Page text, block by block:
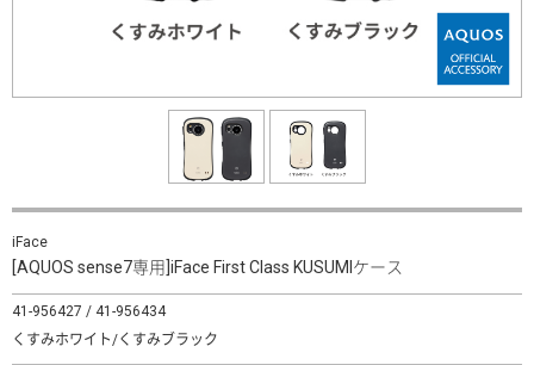
iFace
[AQUOS sense7専用]iFace First Class KUSUMIケース
41-956427 / 41-956434
くすみホワイト/くすみブラック